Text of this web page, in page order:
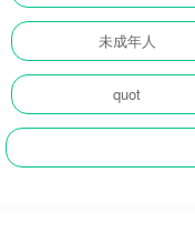
未成年人
quot